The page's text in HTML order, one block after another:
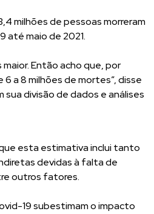
milhões de pessoas morreram
até maio de 2021.
Então acho que, por
a 8 milhões de mortes”, disse
divisão de dados e análises
esta estimativa inclui tanto
devidas à falta de
outros fatores.
19 subestimam o impacto